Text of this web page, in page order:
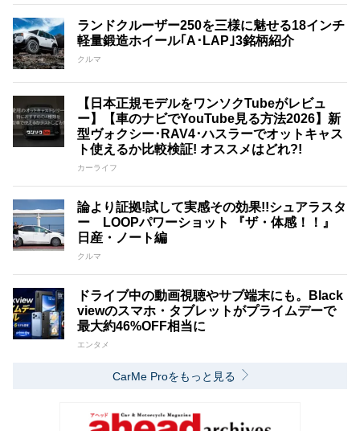
ランドクルーザー250を三様に魅せる18インチ
軽量鍛造ホイール｢A･LAP｣3銘柄紹介
クルマ
【日本正規モデルをワンソクTubeがレビュ
ー】【車のナビでYouTube見る方法2026】新
型ヴォクシー･RAV4･ハスラーでオットキャス
ト使えるか比較検証! オススメはどれ?!
カーライフ
論より証拠!試して実感その効果!!シュアラスタ
ー LOOPパワーショット 『ザ・体感！！』
日産・ノート編
クルマ
ドライブ中の動画視聴やサブ端末にも。Black
viewのスマホ・タブレットがプライムデーで
最大約46%OFF相当に
エンタメ
CarMe Proをもっと見る